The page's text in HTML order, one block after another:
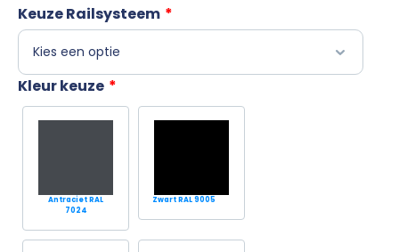
*
Keuze Railsysteem
*
Kleur keuze
Antraciet RAL
7024
Zwart RAL 9005